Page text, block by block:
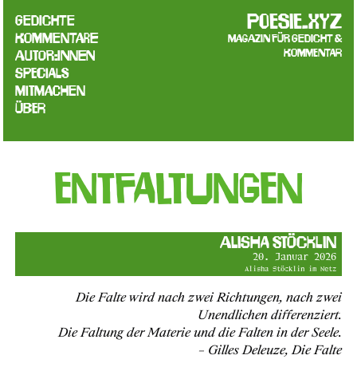
poesie.xyz
Magazin für Gedicht &
Kommentar
Gedichte
Kommentare
Autor:innen
Specials
Mitmachen
Über
Entfaltungen
Alisha Stöcklin
20. Januar 2026
Alisha Stöcklin im Netz
Die Falte wird nach zwei Richtungen, nach zwei
Unendlichen differenziert.
Die Faltung der Materie und die Falten in der Seele.
– Gilles Deleuze, Die Falte